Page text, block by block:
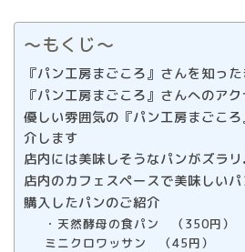
〜もくじ〜
『パン工房まごころ』さんを知っ
『パン工房まごころ』さんへのアク
優しい雰囲気の『パン工房まごこ
介します
店内には美味しそうなパンがズラ
店内のカフェスペースで美味しい
購入したパンのご紹介
・天然酵母の食パン （350円）
ミニクロワッサン （45円）